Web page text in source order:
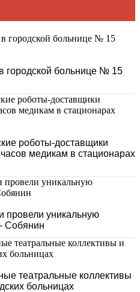
городской больнице № 15
роботы-доставщики
медикам в стационарах
провели уникальную
Собянин
театральные коллективы
больницах